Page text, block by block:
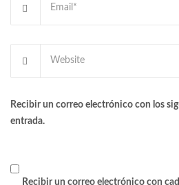
Recibir un correo electrónico con los
entrada.
Recibir un correo electrónico con